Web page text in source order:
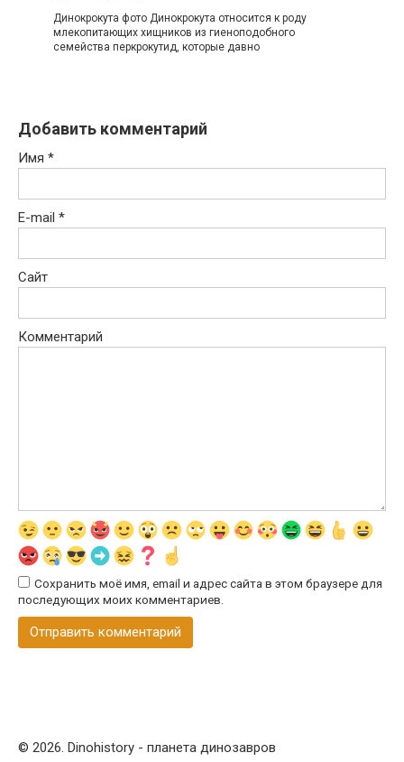
Динокрокута фото Динокрокута относится к роду
млекопитающих хищников из гиеноподобного
семейства перкрокутид, которые давно
Добавить комментарий
Имя *
E-mail *
Сайт
Комментарий
Сохранить моё имя, email и адрес сайта в этом браузере для
последующих моих комментариев.
© 2026. Dinohistory - планета динозавров